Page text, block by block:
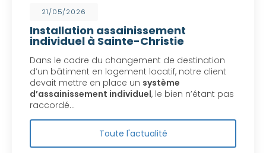
21/05/2026
Installation assainissement
individuel à Sainte-Christie
Dans le cadre du changement de destination
d’un bâtiment en logement locatif, notre client
devait mettre en place un système
d’assainissement individuel, le bien n’étant pas
raccordé…
Toute l'actualité